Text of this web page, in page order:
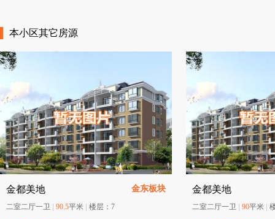
本小区其它房源
金都美地 金东板块
二室二厅一卫 90.5平米 楼层： 7
金都美地
二室二厅一卫 90平米